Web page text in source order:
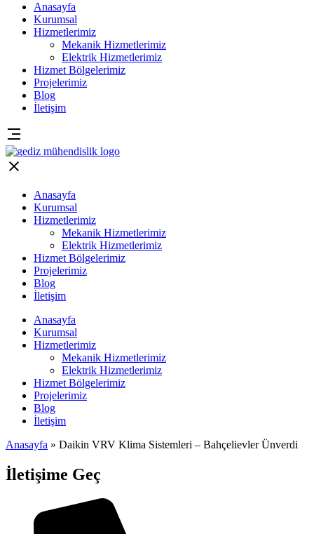
Anasayfa
Kurumsal
Hizmetlerimiz
Mekanik Hizmetlerimiz
Elektrik Hizmetlerimiz
Hizmet Bölgelerimiz
Projelerimiz
Blog
İletişim
Anasayfa
Kurumsal
Hizmetlerimiz
Mekanik Hizmetlerimiz
Elektrik Hizmetlerimiz
Hizmet Bölgelerimiz
Projelerimiz
Blog
İletişim
Anasayfa
Kurumsal
Hizmetlerimiz
Mekanik Hizmetlerimiz
Elektrik Hizmetlerimiz
Hizmet Bölgelerimiz
Projelerimiz
Blog
İletişim
Anasayfa » Daikin VRV Klima Sistemleri – Bahçelievler Ünverdi
İletişime Geç